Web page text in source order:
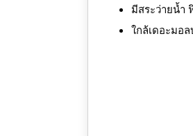
มีสระว่ายนํ้า
ใกล้เดอะมอ